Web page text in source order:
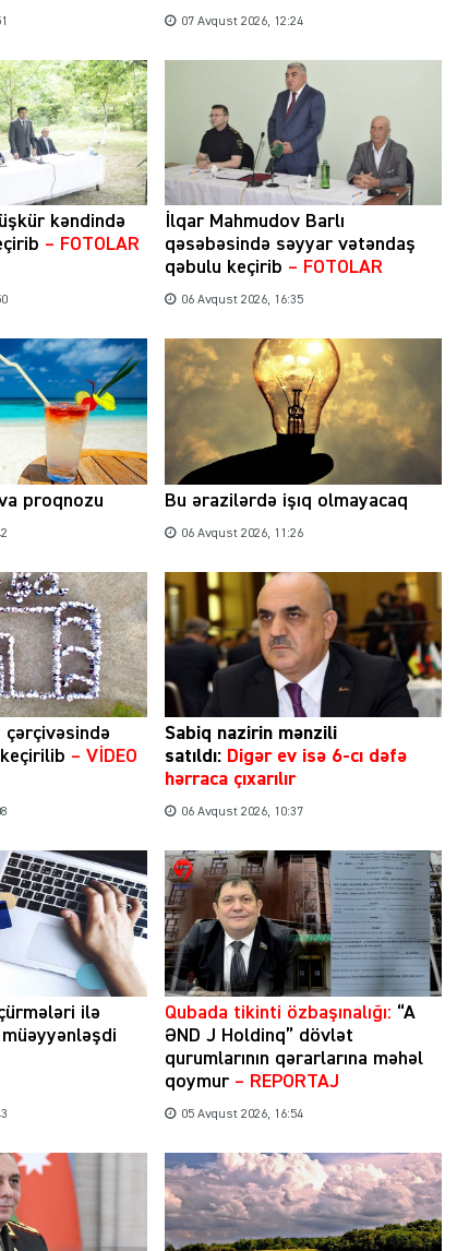
07 Avqust 2026, 12:24
kəndində
– FOTOLAR
İlqar Mahmudov Barlı
qəsəbəsində səyyar vətəndaş
qəbulu keçirib – FOTOLAR
06 Avqust 2026, 16:35
proqnozu Bu ərazilərdə işıq olmayacaq
06 Avqust 2026, 11:26
çərçivəsində
– VİDEO
Sabiq nazirin mənzili
satıldı: Digər ev isə 6-cı dəfə
hərraca çıxarılır
06 Avqust 2026, 10:37
ilə
Qubada tikinti özbaşınalığı: “A
ƏND J Holdinq” dövlət
qurumlarının qərarlarına məhəl
qoymur – REPORTAJ
05 Avqust 2026, 16:54
Şəhərsalma ili və qanunsuz tikintilər:
nəzarət mexanizmi haradadır?
01 İyun 2026, 11:28